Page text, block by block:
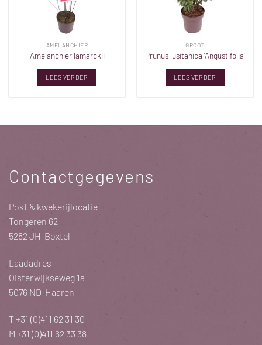
AMELANCHIER
Amelanchier lamarckii
LEES VERDER
GROOT
Prunus lusitanica ‘Angustifolia’
LEES VERDER
Contactgegevens
Post & kwekerijlocatie
Tongeren 62
5282 JH Boxtel
Laadadres
Oisterwijkseweg 1a
5076 ND Haaren
T+31 (0)411 62 31 30
M +31 (0)411 62 33 38